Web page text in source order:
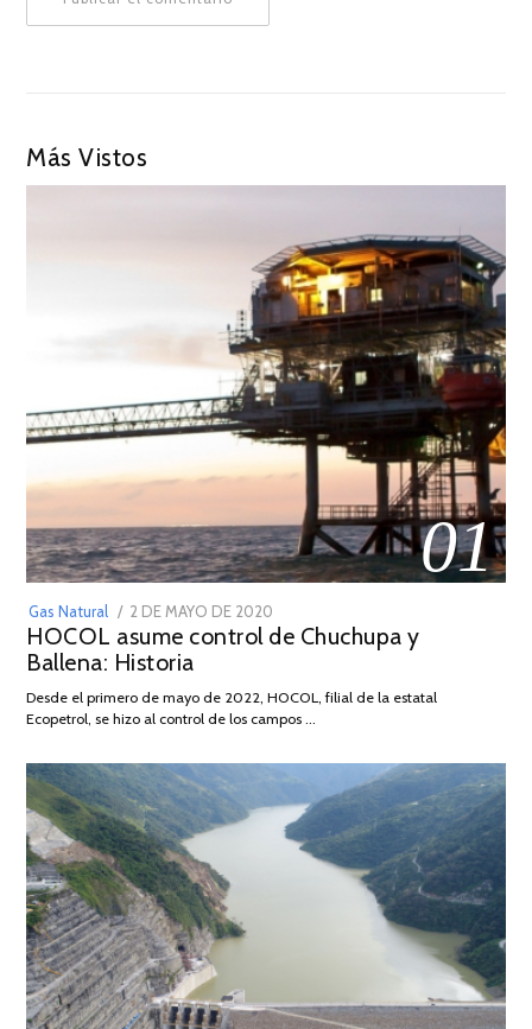
Más Vistos
01
Gas Natural
POSTED
ON
2 DE MAYO DE 2020
DE
2026
HOCOL asume control de Chuchupa y
Ballena: Historia
Desde el primero de mayo de 2022, HOCOL, filial de la estatal
Ecopetrol, se hizo al control de los campos …